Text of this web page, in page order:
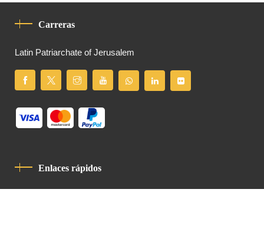
Carreras
Latin Patriarchate of Jerusalem
Enlaces rápidos